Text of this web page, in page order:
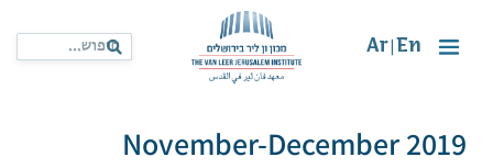
En
Ar
November-December 2019